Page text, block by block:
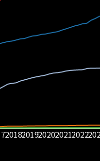
20182019202020212022